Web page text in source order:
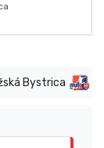
Bystrica